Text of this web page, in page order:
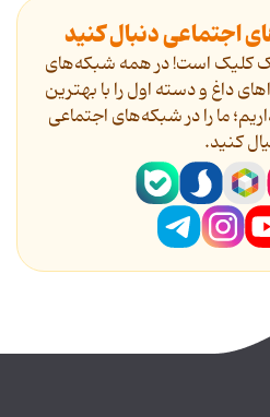
اجتماعی دنبال کنید
یک کلیک است! در همه شبکه‌های
داغ و دسته اول را با بهترین
ما را در شبکه‌های اجتماعی
کنید.